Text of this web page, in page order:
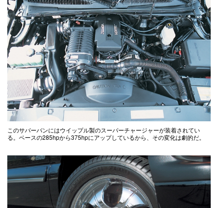
このサバーバンにはウイップル製のスーパーチャージャーが装着されてい
る。ベースの285hpから375hpにアップしているから、その変化は劇的だ。